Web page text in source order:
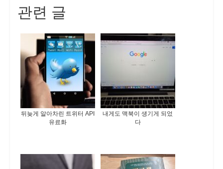
관련 글
뒤늦게 알아차린 트위터 API
유료화
내게도 맥북이 생기게 되었
다